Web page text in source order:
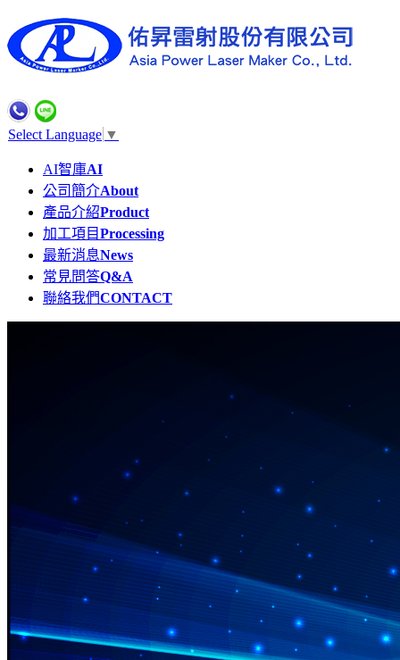
Select Language ▼
AI智庫AI
公司簡介About
產品介紹Product
加工項目Processing
最新消息News
常見問答Q&A
聯絡我們CONTACT